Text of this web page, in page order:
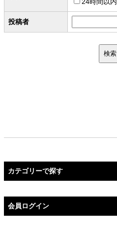
投稿者
カテゴリーで探す
会員ログイン